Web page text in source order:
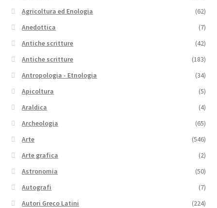
Agricoltura ed Enologia
(62)
Anedottica
(7)
Antiche scritture
(42)
Antiche scritture
(183)
Antropologia - Etnologia
(34)
Apicoltura
(5)
Araldica
(4)
Archeologia
(65)
Arte
(546)
Arte grafica
(2)
Astronomia
(50)
Autografi
(7)
Autori Greco Latini
(224)